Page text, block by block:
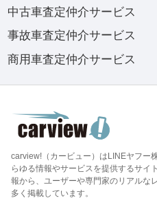
中古車査定仲介サービス
事故車査定仲介サービス
商用車査定仲介サービス
carview!（カービュー）はLINEヤフー
らゆる情報やサービスを提供するサイ
報から、ユーザーや専門家のリアルな
多く掲載しています。